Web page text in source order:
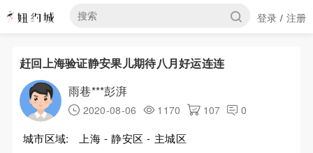
登录 / 注册
赶回上海验证静安果儿期待八月好运连连
雨巷***彭湃
2020-08-06 1170 107 0
城市区域:
上海 - 静安区 - 主城区